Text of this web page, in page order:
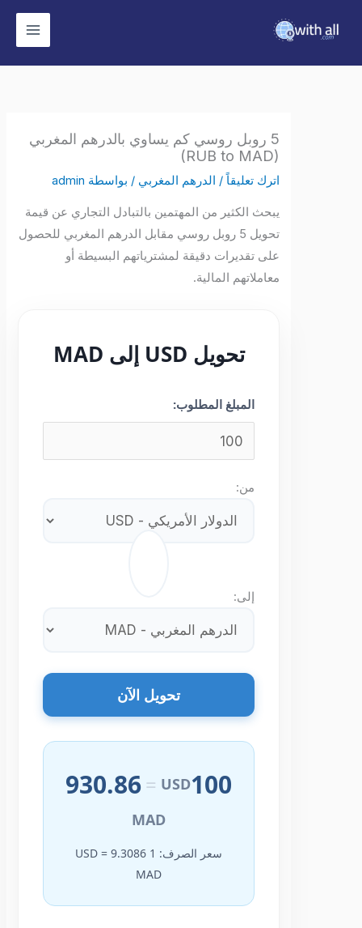
5 روبل روسي كم يساوي بالدرهم المغربي
اترك تعليقاً /الدرهم المغربي/ بواسطة admin
يبحث الكثير من المهتمين بالتبادل التجاري عن قيمة
تحويل 5 روبل روسي مقابل الدرهم المغربي للحصول
على تقديرات دقيقة لمشترياتهم البسيطة أو
معاملاتهم المالية.
تحويل USD إلى MAD
المبلغ المطلوب:
تحويل الآن
100
USD
=
930.86
MAD
سعر الصرف: 1 USD = 9.3086